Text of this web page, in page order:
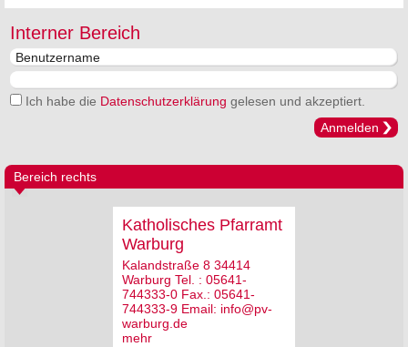
Interner Bereich
Ich habe die Datenschutzerklärung gelesen und akzeptiert.
Anmelden
Bereich rechts
Katholisches Pfarramt
Warburg
Kalandstraße 8 34414
Warburg Tel. : 05641-
744333-0 Fax.: 05641-
744333-9 Email: info@pv-
warburg.de
mehr